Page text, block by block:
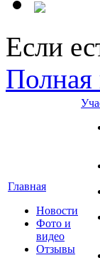
Если
Главная
Новости
Фото и
видео
Отзывы